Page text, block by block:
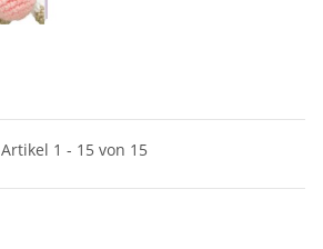
Artikel 1 - 15 von 15